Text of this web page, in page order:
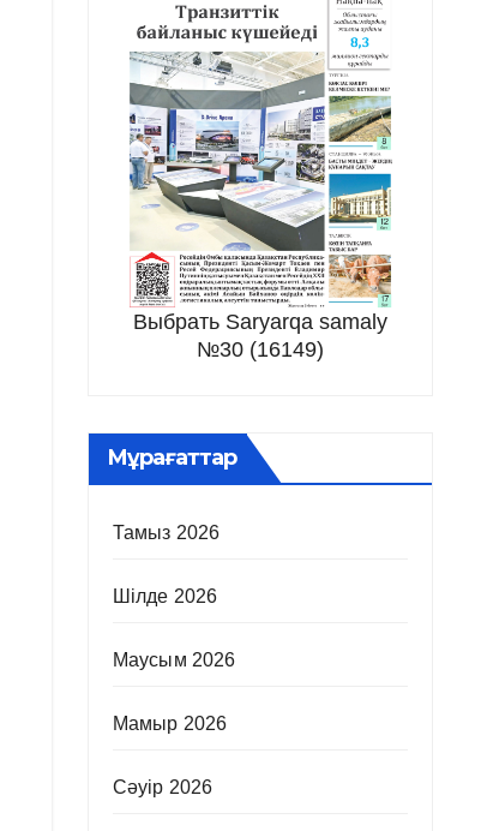
Выбрать Saryarqa samaly
№30 (16149)
Мұрағаттар
Тамыз 2026
Шілде 2026
Маусым 2026
Мамыр 2026
Сәуір 2026